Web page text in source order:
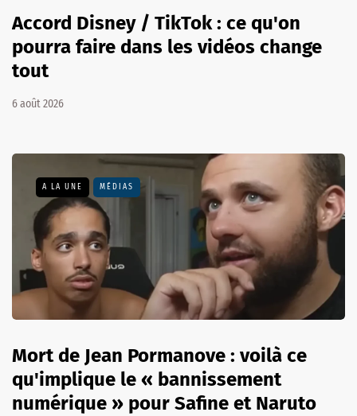
Accord Disney / TikTok : ce qu'on
pourra faire dans les vidéos change
tout
6 août 2026
A LA UNE MÉDIAS
Mort de Jean Pormanove : voilà ce
qu'implique le « bannissement
numérique » pour Safine et Naruto